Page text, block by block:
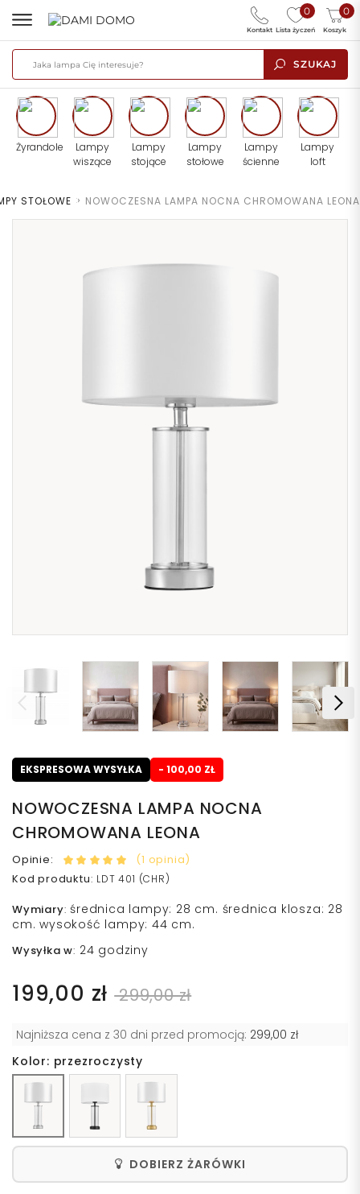
SZUKAJ
0
Lista życzeń
0
Koszyk
Kontakt
Żyrandole
Lampy
wiszące
Lampy
stojące
Lampy
stołowe
Lampy
ścienne
Lampy
loft
STOŁOWE > NOWOCZESNA LAMPA NOCNA CHROMOWANA LEONA
EKSPRESOWA WYSYŁKA - 100,00 ZŁ
NOWOCZESNA LAMPA NOCNA
CHROMOWANA LEONA
Opinie:
(1 opinia)
Kod produktu: LDT 401 (CHR)
Wymiary: średnica lampy: 28 cm. średnica klosza: 28
cm. wysokość lampy: 44 cm.
Wysyłka w: 24 godziny
199,00 zł 299,00 zł
Najniższa cena z 30 dni przed promocją: 299,00 zł
Kolor: przezroczysty
DOBIERZ ŻARÓWKI